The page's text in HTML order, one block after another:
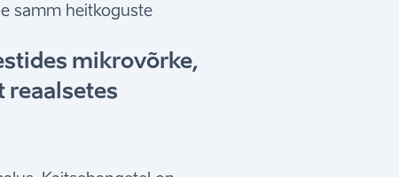
samm heitkoguste
mikrovõrke,
reaalsetes